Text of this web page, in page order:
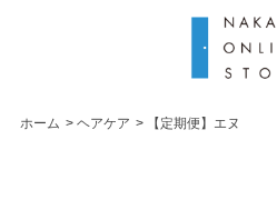
ホーム > ヘアケア > 【定期便】エヌ